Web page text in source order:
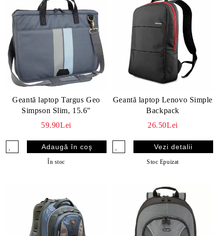
Geantă laptop Targus Geo
Simpson Slim, 15.6"
59.90Lei
În stoc
Geantă laptop Lenovo Simple
Backpack
26.50Lei
Vezi detalii
Stoc Epuizat